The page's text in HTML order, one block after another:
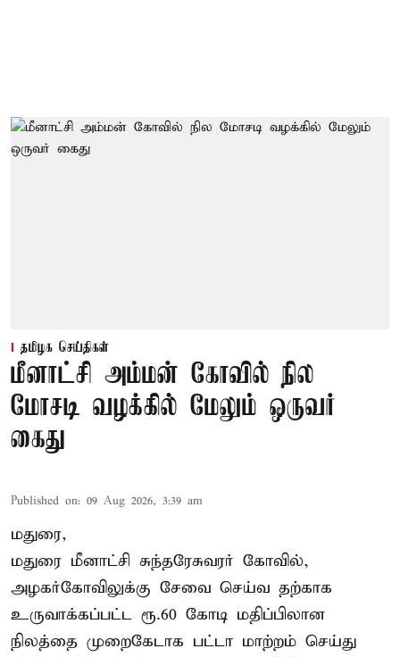
தமிழக செய்திகள்
மீனாட்சி அம்மன் கோவில் நில
மோசடி வழக்கில் மேலும் ஒருவர்
கைது
Published on: 09 Aug 2026, 3:39 am
மதுரை,
மதுரை மீனாட்சி சுந்தரேசுவரர் கோவில்,
அழகர்கோவிலுக்கு சேவை செய்வ தற்காக
உருவாக்கப்பட்ட ரூ.60 கோடி மதிப்பிலான
நிலத்தை முறைகேடாக பட்டா மாற்றம் செய்து